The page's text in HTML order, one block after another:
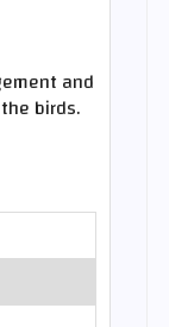
and
birds.